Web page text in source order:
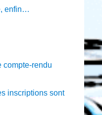
enfin…
compte-rendu
inscriptions sont